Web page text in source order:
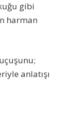
gibi
harman
anlatışı